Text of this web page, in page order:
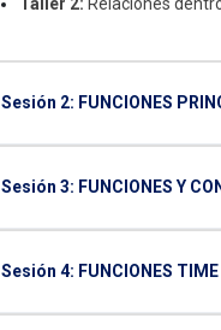
Taller 2: Relaciones
Sesión 2: FUNCIONES
Sesión 3: FUNCIONES Y
Sesión 4: FUNCIONES